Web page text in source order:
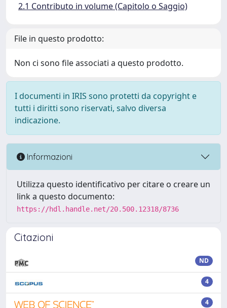
2.1 Contributo in volume (Capitolo o Saggio)
File in questo prodotto:
Non ci sono file associati a questo prodotto.
I documenti in IRIS sono protetti da copyright e
tutti i diritti sono riservati, salvo diversa
indicazione.
Informazioni
Utilizza questo identificativo per citare o creare un
link a questo documento:
https://hdl.handle.net/20.500.12318/8736
Citazioni
ND
4
4